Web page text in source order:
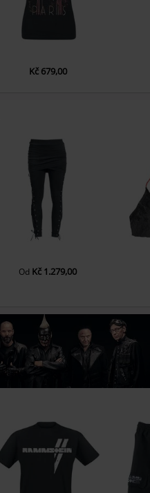
Kč 679,00
Od Kč 1.279,00